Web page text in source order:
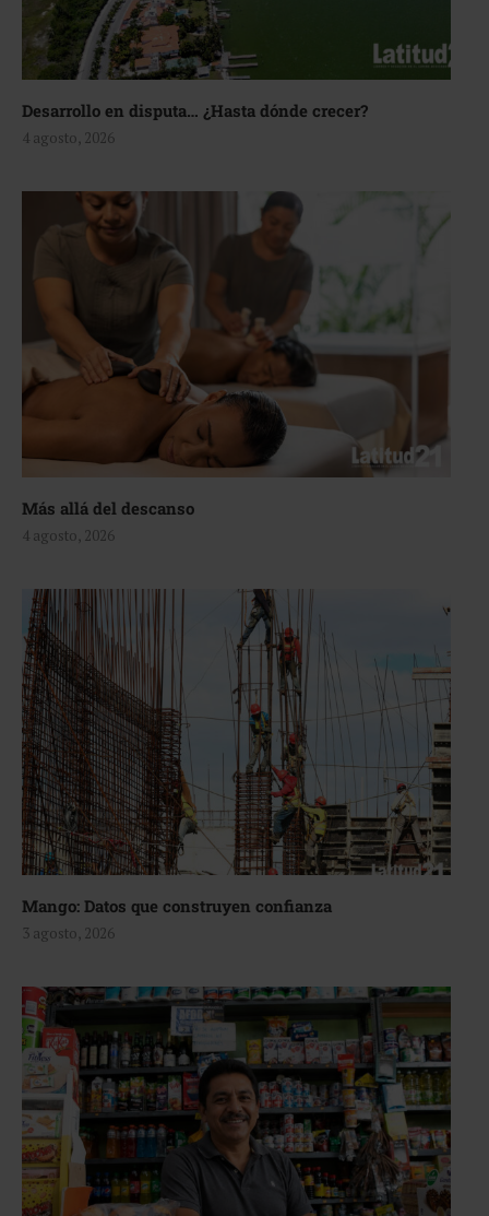
Desarrollo en disputa… ¿Hasta dónde crecer?
4 agosto, 2026
Más allá del descanso
4 agosto, 2026
Mango: Datos que construyen confianza
3 agosto, 2026